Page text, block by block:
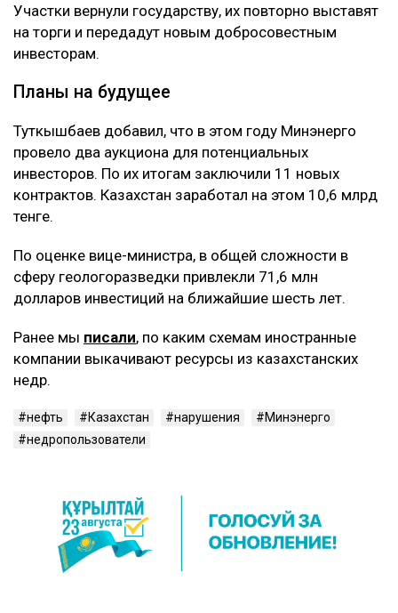
Участки вернули государству, их повторно выставят
на торги и передадут новым добросовестным
инвесторам.
Планы на будущее
Туткышбаев добавил, что в этом году Минэнерго
провело два аукциона для потенциальных
инвесторов. По их итогам заключили 11 новых
контрактов. Казахстан заработал на этом 10,6 млрд
тенге.
По оценке вице-министра, в общей сложности в
сферу геологоразведки привлекли 71,6 млн
долларов инвестиций на ближайшие шесть лет.
Ранее мы писали, по каким схемам иностранные
компании выкачивают ресурсы из казахстанских
недр.
нефть Казахстан нарушения
Минэнерго
недропользователи